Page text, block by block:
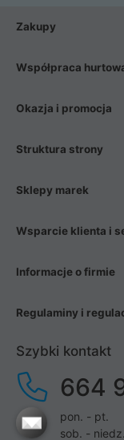
Zakupy
Współpraca
Okazja i promocja
Struktura strony
Sklepy marek
Wsparcie klienta i
Informacje o firmie
Regulaminy i
Szybki kontakt
664
pon. - pt.
sob. - niedz.